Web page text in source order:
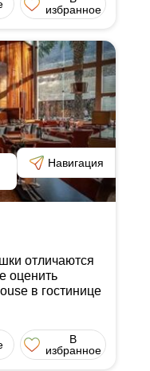
избранное
Навигация
отличаются
оценить
в гостинице
В
избранное